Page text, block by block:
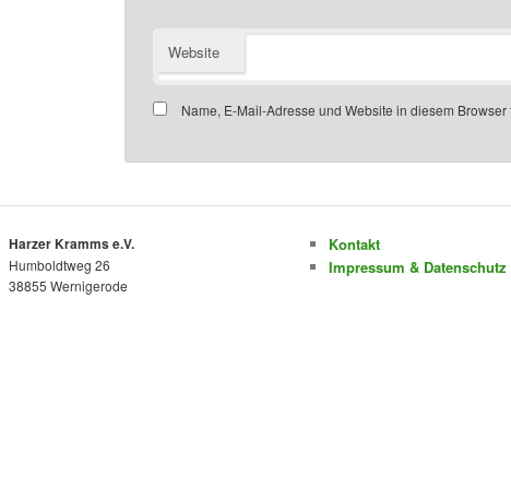
Website
Name, E-Mail-Adresse und Website in diesem
Harzer Kramms e.V.
Humboldtweg 26
38855 Wernigerode
Kontakt
Impressum & Datenschutz